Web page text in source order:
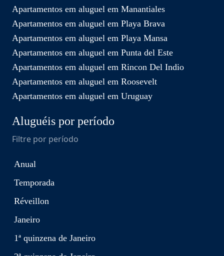
Apartamentos em aluguel em Manantiales
Apartamentos em aluguel em Playa Brava
Apartamentos em aluguel em Playa Mansa
Apartamentos em aluguel em Punta del Este
Apartamentos em aluguel em Rincon Del Indio
Apartamentos em aluguel em Roosevelt
Apartamentos em aluguel em Uruguay
Aluguéis por período
Filtre por período
Anual
Temporada
Réveillon
Janeiro
1ª quinzena de Janeiro